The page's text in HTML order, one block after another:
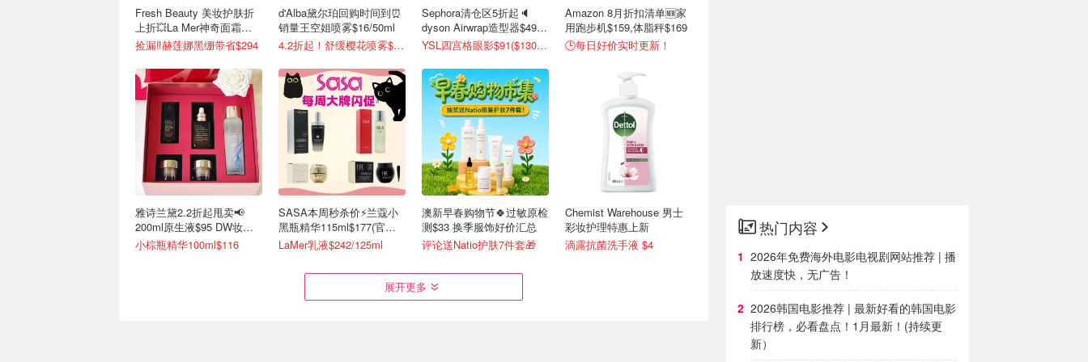
Fresh Beauty 美妆护肤折
上折💥La Mer神奇面霜
$515→官$955
捡漏‼️赫莲娜黑绷带省$294
雅诗兰黛2.2折起甩卖📢
200ml原生液$95 DW妆前
乳$6
小棕瓶精华100ml$116
d'Alba黛尔珀回购时间到⏰️
销量王空姐喷雾$16/50ml
4.2折起！舒缓樱花喷雾$19🌸
SASA本周秒杀价⚡️兰蔻小
黑瓶精华115ml$177(官
$381)
LaMer乳液$242/125ml
Sephora清仓区5折起🔈
dyson Airwrap造型器$499
💥
YSL四宫格眼影$91($130)👀
澳新早春购物节🍀过敏原检
测$33 换季服饰好价汇总
评论送Natio护肤7件套🎁
Amazon 8月折扣清单🆕家
用跑步机$159,体脂秤$169
🕒每日好价实时更新！
Chemist Warehouse 男士
彩妆护理特惠上新
滴露抗菌洗手液 $4
展开更多
热门内容
2026年免费海外电影电视剧网站推荐 | 播
放速度快，无广告！
2026韩国电影推荐 | 最新好看的韩国电影
排行榜，必看盘点！1月最新！(持续更
新）